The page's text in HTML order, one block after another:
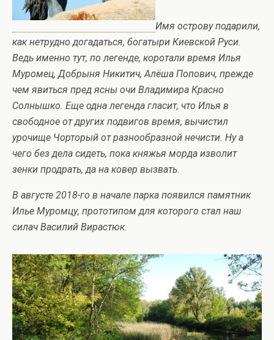
Имя острову подарили,
как нетрудно догадаться, богатыри Киевской Руси.
Ведь именно тут, по легенде, коротали время Илья
Муромец, Добрыня Никитич, Алёша Попович, прежде
чем явиться пред ясны очи Владимира Красно
Солнышко. Еще одна легенда гласит, что Илья в
свободное от других подвигов время, вычистил
урочище Чорторый от разнообразной нечисти. Ну а
чего без дела сидеть, пока княжья морда изволит
зенки продрать, да на ковер вызвать.
В августе 2018-го в начале парка появился памятник
Илье Муромцу, прототипом для которого стал наш
силач Василий Вирастюк.